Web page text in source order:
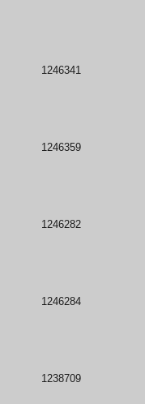
1246341
1246359
1246282
1246284
1238709